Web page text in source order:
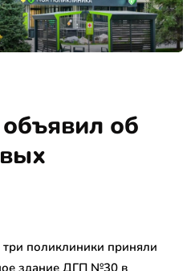
об
поликлиники приняли
здание ДГП №30 в